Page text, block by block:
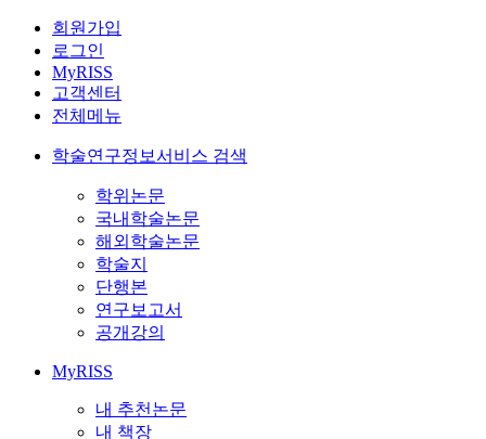
회원가입
로그인
MyRISS
고객센터
전체메뉴
학술연구정보서비스 검색
학위논문
국내학술논문
해외학술논문
학술지
단행본
연구보고서
공개강의
MyRISS
내 추천논문
내 책장